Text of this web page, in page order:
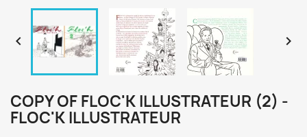
 
COPY OF FLOC'K ILLUSTRATEUR (2) -
FLOC'K ILLUSTRATEUR